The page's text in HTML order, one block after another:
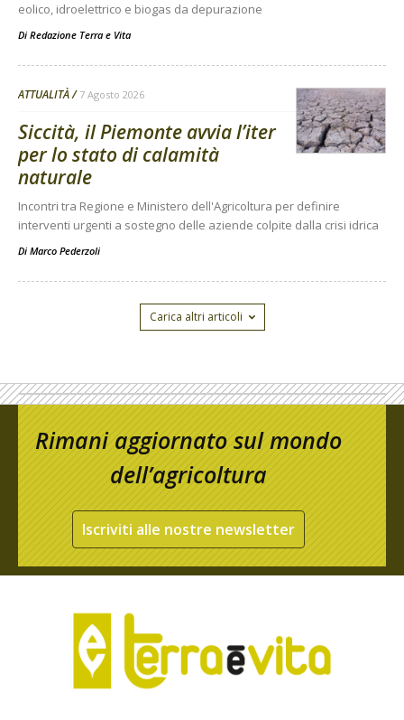
eolico, idroelettrico e biogas da depurazione
Di Redazione Terra e Vita
ATTUALITÀ 7 Agosto 2026
Siccità, il Piemonte avvia l’iter
per lo stato di calamità
naturale
Incontri tra Regione e Ministero dell'Agricoltura per definire
interventi urgenti a sostegno delle aziende colpite dalla crisi idrica
Di Marco Pederzoli
Carica altri articoli
Rimani aggiornato sul mondo
dell’agricoltura
Iscriviti alle nostre newsletter